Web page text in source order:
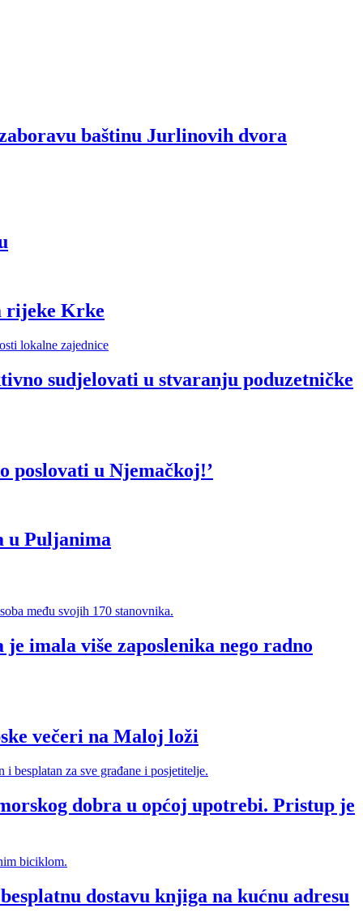
baštinu Jurlinovih dvora
rijeke Krke
sudjelovati u stvaranju poduzetničke
poslovati u Njemačkoj!’
u Puljanima
imala više zaposlenika nego radno
večeri na Maloj loži
dobra u općoj upotrebi. Pristup je
dostavu knjiga na kućnu adresu